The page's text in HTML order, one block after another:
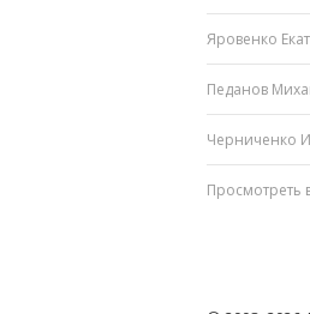
Яровенко
Педанов
Черниченко
Просмотреть